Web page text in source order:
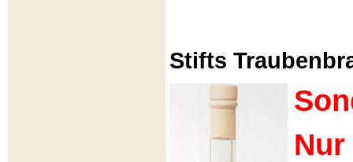
Stifts
Nur